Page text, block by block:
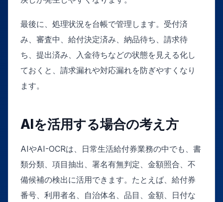
最後に、処理状況を台帳で管理します。受付済
み、審査中、給付決定済み、納品待ち、請求待
ち、提出済み、入金待ちなどの状態を見える化し
ておくと、請求漏れや対応漏れを防ぎやすくなり
ます。
AIを活用する場合の考え方
AIやAI-OCRは、日常生活給付券業務の中でも、書
類分類、項目抽出、署名有無判定、金額照合、不
備候補の検出に活用できます。たとえば、給付券
番号、利用者名、自治体名、品目、金額、日付な